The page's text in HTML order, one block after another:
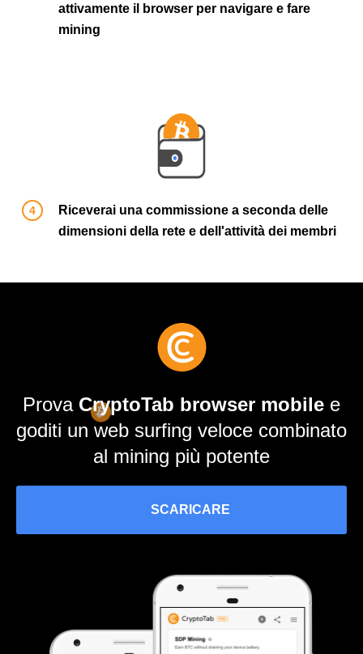
attivamente il browser per navigare e fare
mining
Riceverai una commissione a seconda delle
dimensioni della rete e dell'attività dei membri
Prova CryptoTab browser mobile e
goditi un web surfing veloce combinato
al mining più potente
SCARICARE